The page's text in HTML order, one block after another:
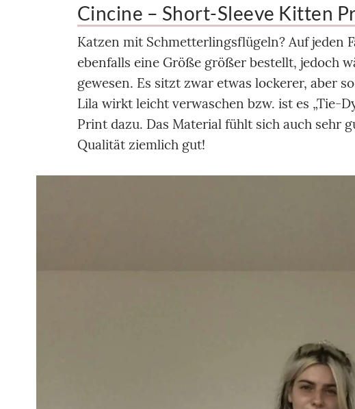
Cincine – Short-Sleeve Kitten
Katzen mit Schmetterlingsflügeln? Auf jeden
ebenfalls eine Größe größer bestellt, jedoch
gewesen. Es sitzt zwar etwas lockerer, aber
Lila wirkt leicht verwaschen bzw. ist es „Tie-
Print dazu. Das Material fühlt sich auch sehr
Qualität ziemlich gut!